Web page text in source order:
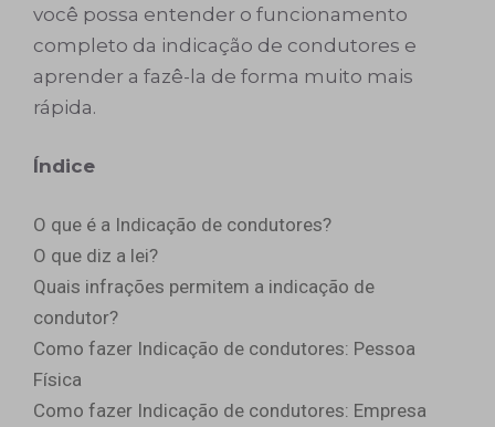
você possa entender o funcionamento
completo da indicação de condutores e
aprender a fazê-la de forma muito mais
rápida.
Índice
O que é a Indicação de condutores?
O que diz a lei?
Quais infrações permitem a indicação de
condutor?
Como fazer Indicação de condutores: Pessoa
Física
Como fazer Indicação de condutores: Empresa